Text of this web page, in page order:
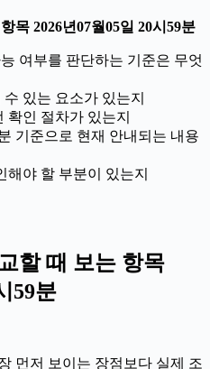
목 2026년07월05일 20시59분
여부를 판단하는 기준은 무엇
있는 요소가 있는지
확인 절차가 있는지
기준으로 현재 안내되는 내용
해야 할 부분이 있는지
할 때 보는 항목
59분
먼저 보이는 장점보다 실제 조